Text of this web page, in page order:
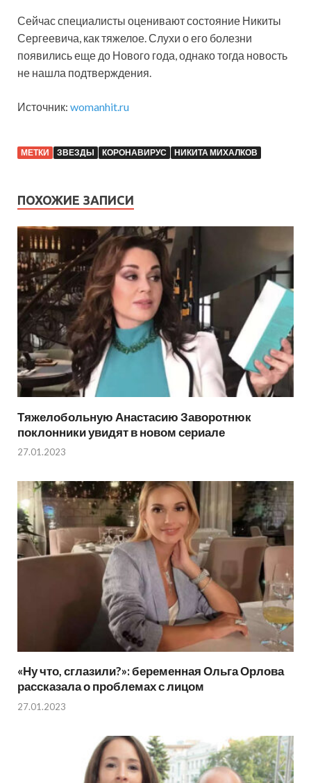
Сейчас специалисты оценивают состояние Никиты
Сергеевича, как тяжелое. Слухи о его болезни
появились еще до Нового года, однако тогда новость
не нашла подтверждения.
Источник: womanhit.ru
МЕТКИ ЗВЕЗДЫ КОРОНАВИРУС НИКИТА МИХАЛКОВ
ПОХОЖИЕ ЗАПИСИ
Тяжелобольную Анастасию Заворотнюк
поклонники увидят в новом сериале
27.01.2023
«Ну что, сглазили?»: беременная Ольга Орлова
рассказала о проблемах с лицом
27.01.2023